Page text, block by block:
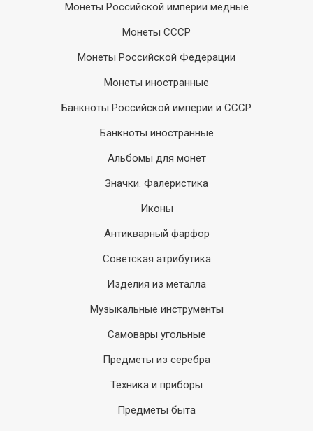
Монеты Российской империи медные
Монеты СССР
Монеты Российской Федерации
Монеты иностранные
Банкноты Российской империи и СССР
Банкноты иностранные
Альбомы для монет
Значки. Фалеристика
Иконы
Антикварный фарфор
Советская атрибутика
Изделия из металла
Музыкальные инструменты
Самовары угольные
Предметы из серебра
Техника и приборы
Предметы быта